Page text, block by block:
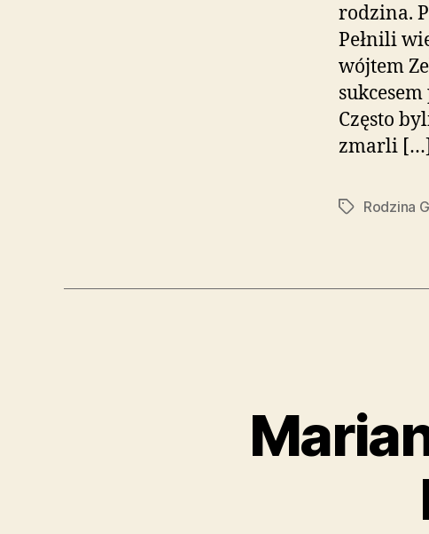
rodzina.
Pełnili
wójtem
Często
zmarli […]
TagiRodzina